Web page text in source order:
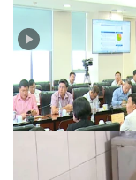
Nghị quyết số
chuyển hóa